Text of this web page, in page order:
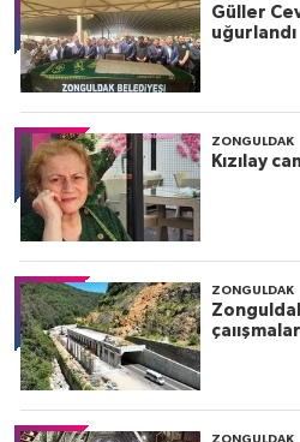
Güller
uğurlandı
ZONGULDAK
Kızılay
ZONGULDAK
ZONGULDAK